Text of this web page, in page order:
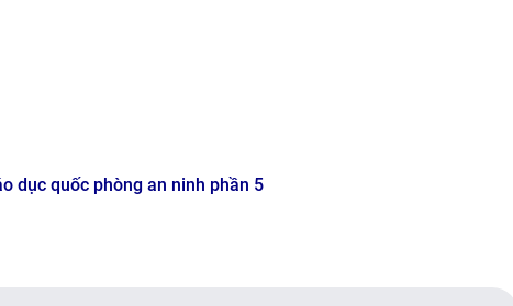
dục quốc phòng an ninh phần 5